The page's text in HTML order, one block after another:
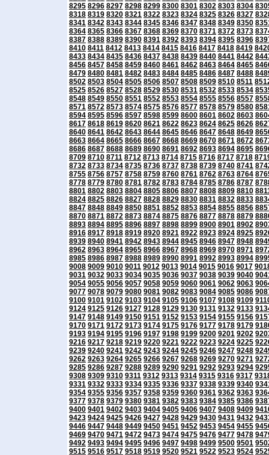
8295 8296 8297 8298 8299 8300 8301 8302 8303 8304
8318 8319 8320 8321 8322 8323 8324 8325 8326 8327
8341 8342 8343 8344 8345 8346 8347 8348 8349 8350
8364 8365 8366 8367 8368 8369 8370 8371 8372 8373
8387 8388 8389 8390 8391 8392 8393 8394 8395 8396
8410 8411 8412 8413 8414 8415 8416 8417 8418 8419
8433 8434 8435 8436 8437 8438 8439 8440 8441 8442
8456 8457 8458 8459 8460 8461 8462 8463 8464 8465
8479 8480 8481 8482 8483 8484 8485 8486 8487 8488
8502 8503 8504 8505 8506 8507 8508 8509 8510 8511
8525 8526 8527 8528 8529 8530 8531 8532 8533 8534
8548 8549 8550 8551 8552 8553 8554 8555 8556 8557
8571 8572 8573 8574 8575 8576 8577 8578 8579 8580
8594 8595 8596 8597 8598 8599 8600 8601 8602 8603
8617 8618 8619 8620 8621 8622 8623 8624 8625 8626
8640 8641 8642 8643 8644 8645 8646 8647 8648 8649
8663 8664 8665 8666 8667 8668 8669 8670 8671 8672
8686 8687 8688 8689 8690 8691 8692 8693 8694 8695
8709 8710 8711 8712 8713 8714 8715 8716 8717 8718
8732 8733 8734 8735 8736 8737 8738 8739 8740 8741
8755 8756 8757 8758 8759 8760 8761 8762 8763 8764
8778 8779 8780 8781 8782 8783 8784 8785 8786 8787
8801 8802 8803 8804 8805 8806 8807 8808 8809 8810
8824 8825 8826 8827 8828 8829 8830 8831 8832 8833
8847 8848 8849 8850 8851 8852 8853 8854 8855 8856
8870 8871 8872 8873 8874 8875 8876 8877 8878 8879
8893 8894 8895 8896 8897 8898 8899 8900 8901 8902
8916 8917 8918 8919 8920 8921 8922 8923 8924 8925
8939 8940 8941 8942 8943 8944 8945 8946 8947 8948
8962 8963 8964 8965 8966 8967 8968 8969 8970 8971
8985 8986 8987 8988 8989 8990 8991 8992 8993 8994
9008 9009 9010 9011 9012 9013 9014 9015 9016 9017
9031 9032 9033 9034 9035 9036 9037 9038 9039 9040
9054 9055 9056 9057 9058 9059 9060 9061 9062 9063
9077 9078 9079 9080 9081 9082 9083 9084 9085 9086
9100 9101 9102 9103 9104 9105 9106 9107 9108 9109
9124 9125 9126 9127 9128 9129 9130 9131 9132 9133
9147 9148 9149 9150 9151 9152 9153 9154 9155 9156
9170 9171 9172 9173 9174 9175 9176 9177 9178 9179
9193 9194 9195 9196 9197 9198 9199 9200 9201 9202
9216 9217 9218 9219 9220 9221 9222 9223 9224 9225
9239 9240 9241 9242 9243 9244 9245 9246 9247 9248
9262 9263 9264 9265 9266 9267 9268 9269 9270 9271
9285 9286 9287 9288 9289 9290 9291 9292 9293 9294
9308 9309 9310 9311 9312 9313 9314 9315 9316 9317
9331 9332 9333 9334 9335 9336 9337 9338 9339 9340
9354 9355 9356 9357 9358 9359 9360 9361 9362 9363
9377 9378 9379 9380 9381 9382 9383 9384 9385 9386
9400 9401 9402 9403 9404 9405 9406 9407 9408 9409
9423 9424 9425 9426 9427 9428 9429 9430 9431 9432
9446 9447 9448 9449 9450 9451 9452 9453 9454 9455
9469 9470 9471 9472 9473 9474 9475 9476 9477 9478
9492 9493 9494 9495 9496 9497 9498 9499 9500 9501
9515 9516 9517 9518 9519 9520 9521 9522 9523 9524